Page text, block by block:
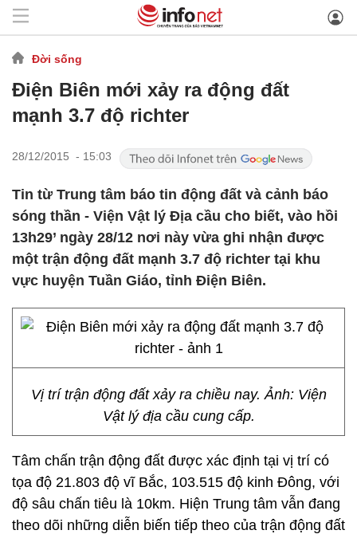
Đời sống
Điện Biên mới xảy ra động đất
mạnh 3.7 độ richter
28/12/2015 - 15:03
Tin từ Trung tâm báo tin động đất và cảnh báo
sóng thần - Viện Vật lý Địa cầu cho biết, vào hồi
13h29’ ngày 28/12 nơi này vừa ghi nhận được
một trận động đất mạnh 3.7 độ richter tại khu
vực huyện Tuần Giáo, tỉnh Điện Biên.
Vị trí trận động đất xảy ra chiều nay. Ảnh: Viện
Vật lý địa cầu cung cấp.
Tâm chấn trận động đất được xác định tại vị trí có
tọa độ 21.803 độ vĩ Bắc, 103.515 độ kinh Đông, với
độ sâu chấn tiêu là 10km. Hiện Trung tâm vẫn đang
theo dõi những diễn biến tiếp theo của trận động đất